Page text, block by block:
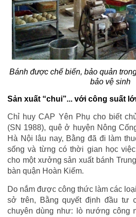
Bánh được chế biến, bảo quản
bảo vệ sinh
Sản xuất “chui”... với công suất
Chỉ huy CAP Yên Phụ cho biết
(SN 1988), quê ở huyện Nông
Hà Nội lâu nay, Bằng đã đi làm
sống và từng có thời gian học
cho một xưởng sản xuất bánh
bàn quận Hoàn Kiếm.
Do nắm được công thức làm các
sở trên, Bằng quyết định đầu tư
chuyên dùng như: lò nướng công